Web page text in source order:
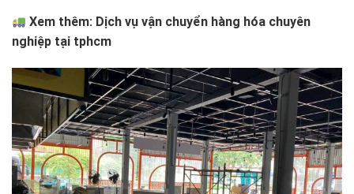
Xem thêm: Dịch vụ vận chuyển hàng hóa chuyên
nghiệp tại tphcm